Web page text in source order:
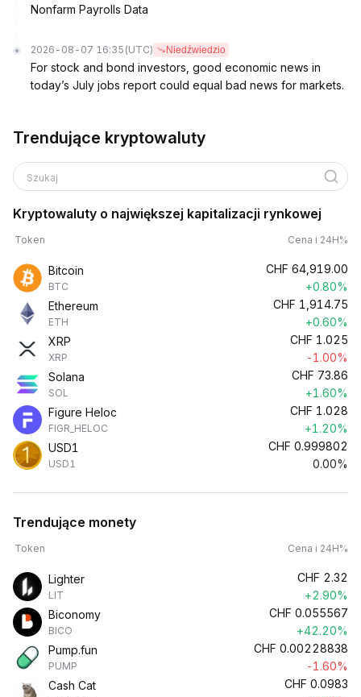
Nonfarm Payrolls Data
2026-08-07 16:35 (UTC) Niedźwiedzio
For stock and bond investors, good economic news in
today’s July jobs report could equal bad news for markets.
Trendujące kryptowaluty
Szukaj
Kryptowaluty o największej kapitalizacji rynkowej
Token Cena i 24H%
Bitcoin
BTC
CHF 64,919.00
+0.80%
Ethereum
ETH
CHF 1,914.75
+0.60%
XRP
XRP
CHF 1.025
-1.00%
Solana
SOL
CHF 73.86
+1.60%
Figure Heloc
FIGR_HELOC
CHF 1.028
+1.20%
USD1
USD1
CHF 0.999802
0.00%
Trendujące monety
Token Cena i 24H%
Lighter
LIT
CHF 2.32
+2.90%
Biconomy
BICO
CHF 0.055567
+42.20%
Pump.fun
PUMP
CHF 0.00228838
-1.60%
Cash Cat
CHF 0.0983